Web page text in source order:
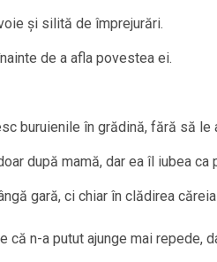
și silită de împrejurări.
de a afla povestea ei.
buruienile în grădină, fără să le
după mamă, dar ea îl iubea ca
gară, ci chiar în clădirea
că n-a putut ajunge mai repede,